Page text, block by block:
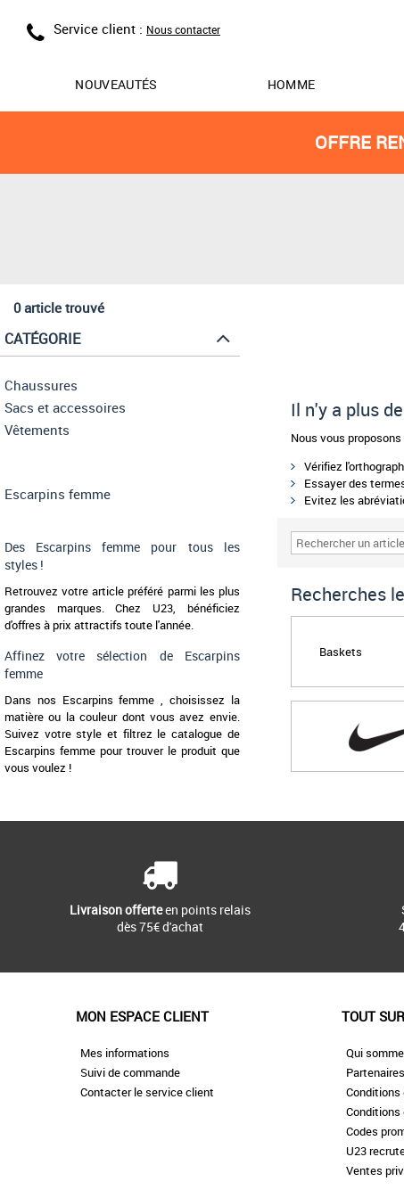
Service client : Nous contacter
NOUVEAUTÉS HOMME
OFFRE
0 article trouvé
CATÉGORIE
Chaussures
Sacs et accessoires
Vêtements
Escarpins femme
Des Escarpins femme pour tous les
styles !
Retrouvez votre article préféré parmi les plus
grandes marques. Chez U23, bénéficiez
d'offres à prix attractifs toute l'année.
Affinez votre sélection de Escarpins
femme
Dans nos Escarpins femme , choisissez la
matière ou la couleur dont vous avez envie.
Suivez votre style et filtrez le catalogue de
Escarpins femme pour trouver le produit que
vous voulez !
Il n'y a plus
Nous vous
Vérifiez
Essayer des
Evitez les
Recherches
Baskets
Livraison offerteen points relais
dès 75€ d'achat
MON ESPACE CLIENT
Mes informations
Suivi de commande
Contacter le service client
TOUT
Qui
Partenaires
Conditions
Codes
U23
Ventes